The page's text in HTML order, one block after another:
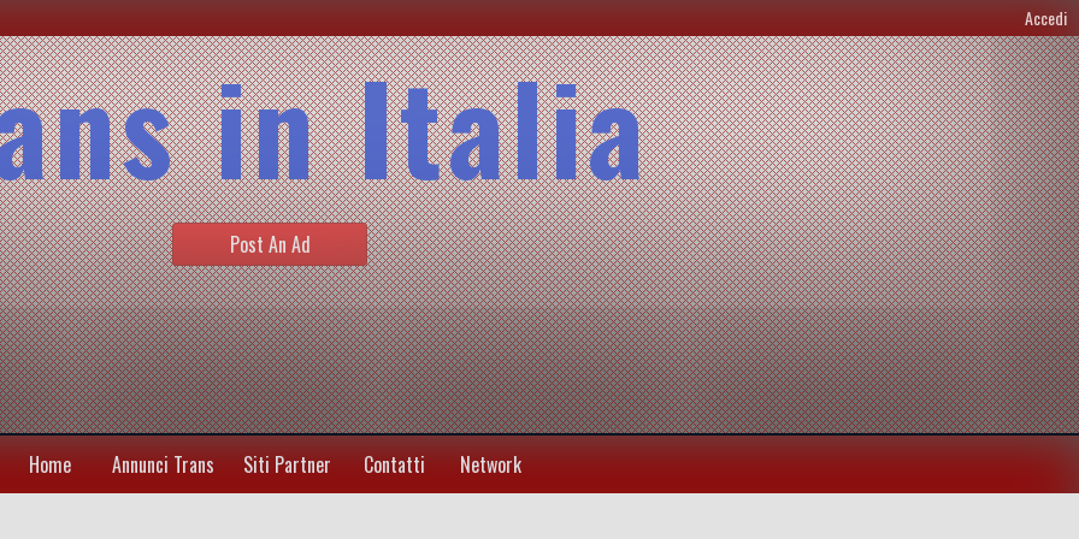
Accedi
in Italia
Post An Ad
Home Annunci Trans Siti Partner Contatti Network